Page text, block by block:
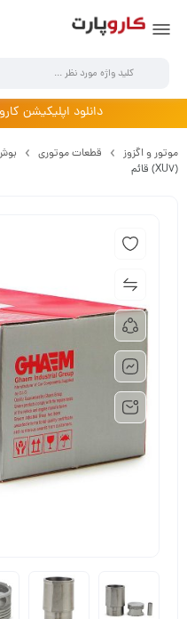
دانلود اپلیکیشن
موتور و اگزوز قطعات موتوری
(XU7) قائم